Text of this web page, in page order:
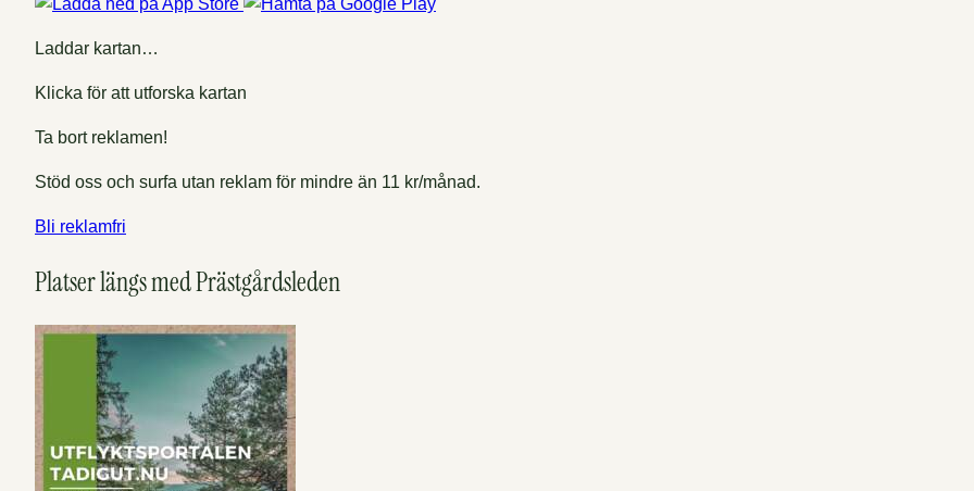
Laddar kartan…
Klicka för att utforska kartan
Ta bort reklamen!
Stöd oss och surfa utan reklam för mindre än 11 kr/månad.
Bli reklamfri
Platser längs med Prästgårdsleden